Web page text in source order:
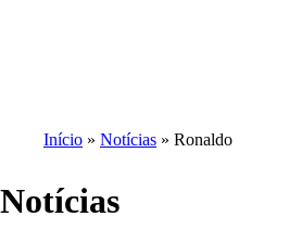
estrutural
Início Notícias Ronaldo
Notícias